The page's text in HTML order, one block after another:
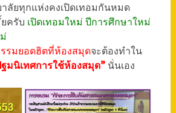
ลัยทุกแห่งคงเปิดเทอมกันหมด
ครับ เปิดเทอมใหม่ ปีการศึกษาใหม่
รมยอดฮิตที่ห้องสมุดจะต้องทำใน
ฐมนิเทศการใช้ห้องสมุด” นั่นเอง